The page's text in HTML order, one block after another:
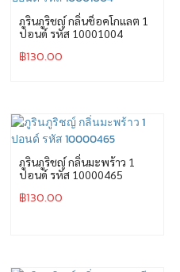
ภูรินภูริชญ์ กลิ่นช็อคโกแลต 1
ปอนด์ รหัส 10001004
฿130.00
ภูรินภูริชญ์ กลิ่นมะพร้าว 1
ปอนด์ รหัส 10000465
฿130.00